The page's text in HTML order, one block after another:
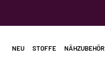
NEU STOFFE NÄHZUBEHÖR